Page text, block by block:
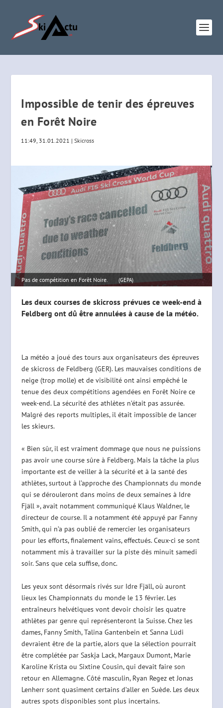
Impossible de tenir des épreuves
en Forêt Noire
11:49, 31.01.2021 |Skicross
Pas de compétition en Forêt Noire. (GEPA)
Les deux courses de skicross prévues ce week-end à
Feldberg ont dû être annulées à cause de la météo.
La météo a joué des tours aux organisateurs des épreuves
de skicross de Feldberg (GER). Les mauvaises conditions de
neige (trop molle) et de visibilité ont ainsi empêché le
tenue des deux compétitions agendées en Forêt Noire ce
week-end. La sécurité des athlètes n’était pas assurée.
Malgré des reports multiples, il était impossible de lancer
les skieurs.
« Bien sûr, il est vraiment dommage que nous ne puissions
pas avoir une course sûre à Feldberg. Mais la tâche la plus
importante est de veiller à la sécurité et à la santé des
athlètes, surtout à l’approche des Championnats du monde
qui se dérouleront dans moins de deux semaines à Idre
Fjäll », avait notamment communiqué Klaus Waldner, le
directeur de course. Il a notamment été appuyé par Fanny
Smith, qui n’a pas oublié de remercier les organisateurs
pour les efforts, finalement vains, effectués. Ceux-ci se sont
notamment mis à travailler sur la piste dès minuit samedi
soir. Sans que cela suffise, donc.
Les yeux sont désormais rivés sur Idre Fjäll, où auront
lieux les Championnats du monde le 13 février. Les
entraîneurs helvétiques vont devoir choisir les quatre
athlètes par genre qui représenteront la Suisse. Chez les
dames, Fanny Smith, Talina Gantenbein et Sanna Lüdi
devraient être de la partie, alors que la sélection pourrait
être complétée par Saskja Lack, Margaux Dumont, Marie
Karoline Krista ou Sixtine Cousin, qui devait faire son
retour en Allemagne. Côté masculin, Ryan Regez et Jonas
Lenherr sont quasiment certains d’aller en Suède. Les deux
autres spots disponibles sont plus incertains.